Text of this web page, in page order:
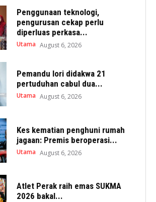
Penggunaan teknologi,
pengurusan cekap perlu
diperluas perkasa...
Utama August 6, 2026
Pemandu lori didakwa 21
pertuduhan cabul dua...
Utama August 6, 2026
Kes kematian penghuni rumah
jagaan: Premis beroperasi...
Utama August 6, 2026
Atlet Perak raih emas SUKMA
2026 bakal...